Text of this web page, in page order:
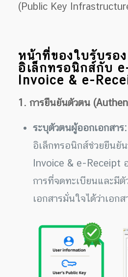
(Public Key
หน้าที่ของใบรับรอง
อิเล็กทรอนิกส์กับ
Invoice & e-
1. การยืนยันตัวตน
ระบุตัวตนผู้ออกเอกสาร:
อิเล็กทรอนิกส์ช่วยยืนยั
Invoice & e-Receipt
การที่จดทะเบียนและมี
เอกสารมั่นใจได้ว่าเอก